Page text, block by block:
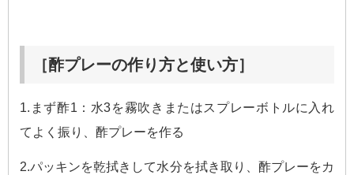
［酢プレーの作り方と使い方］
1.まず酢1：水3を霧吹きまたはスプレーボトルに入れ
てよく振り、酢プレーを作る
2.パッキンを乾拭きして水分を拭き取り、酢プレーをカ